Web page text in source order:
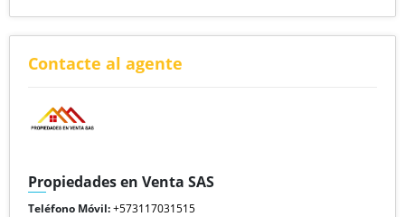
Contacte al agente
Propiedades en Venta SAS
Teléfono Móvil:+573117031515